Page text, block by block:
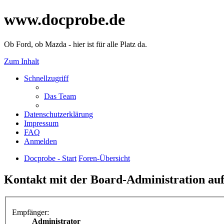
www.docprobe.de
Ob Ford, ob Mazda - hier ist für alle Platz da.
Zum Inhalt
Schnellzugriff
Das Team
Datenschutzerklärung
Impressum
FAQ
Anmelden
Docprobe - Start Foren-Übersicht
Kontakt mit der Board-Administration
Empfänger:
Administrator